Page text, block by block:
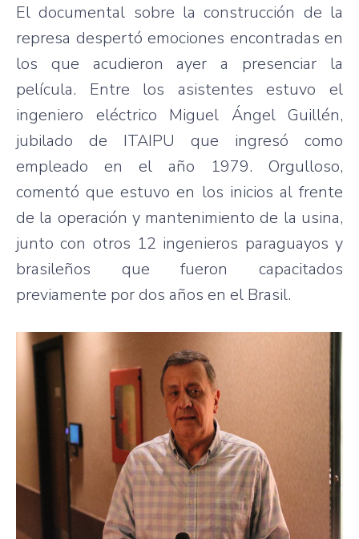
El documental sobre la construcción de la
represa despertó emociones encontradas en
los que acudieron ayer a presenciar la
película. Entre los asistentes estuvo el
ingeniero eléctrico Miguel Ángel Guillén,
jubilado de ITAIPU que ingresó como
empleado en el año 1979. Orgulloso,
comentó que estuvo en los inicios al frente
de la operación y mantenimiento de la usina,
junto con otros 12 ingenieros paraguayos y
brasileños que fueron capacitados
previamente por dos años en el Brasil.